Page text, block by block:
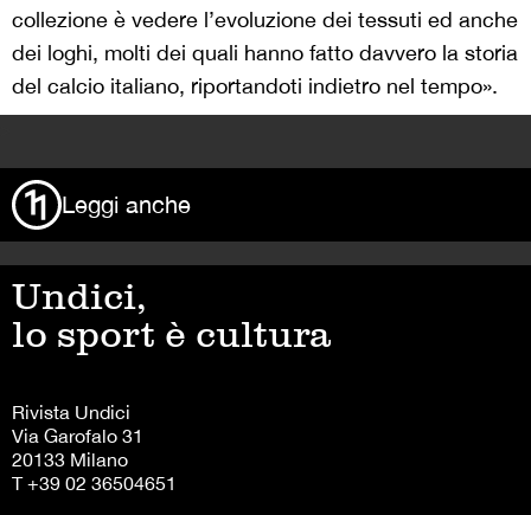
collezione è vedere l’evoluzione dei tessuti ed anche
dei loghi, molti dei quali hanno fatto davvero la storia
del calcio italiano, riportandoti indietro nel tempo».
Leggi anche
Undici,
lo sport è cultura
Rivista Undici
Via Garofalo 31
20133 Milano
T +39 02 36504651